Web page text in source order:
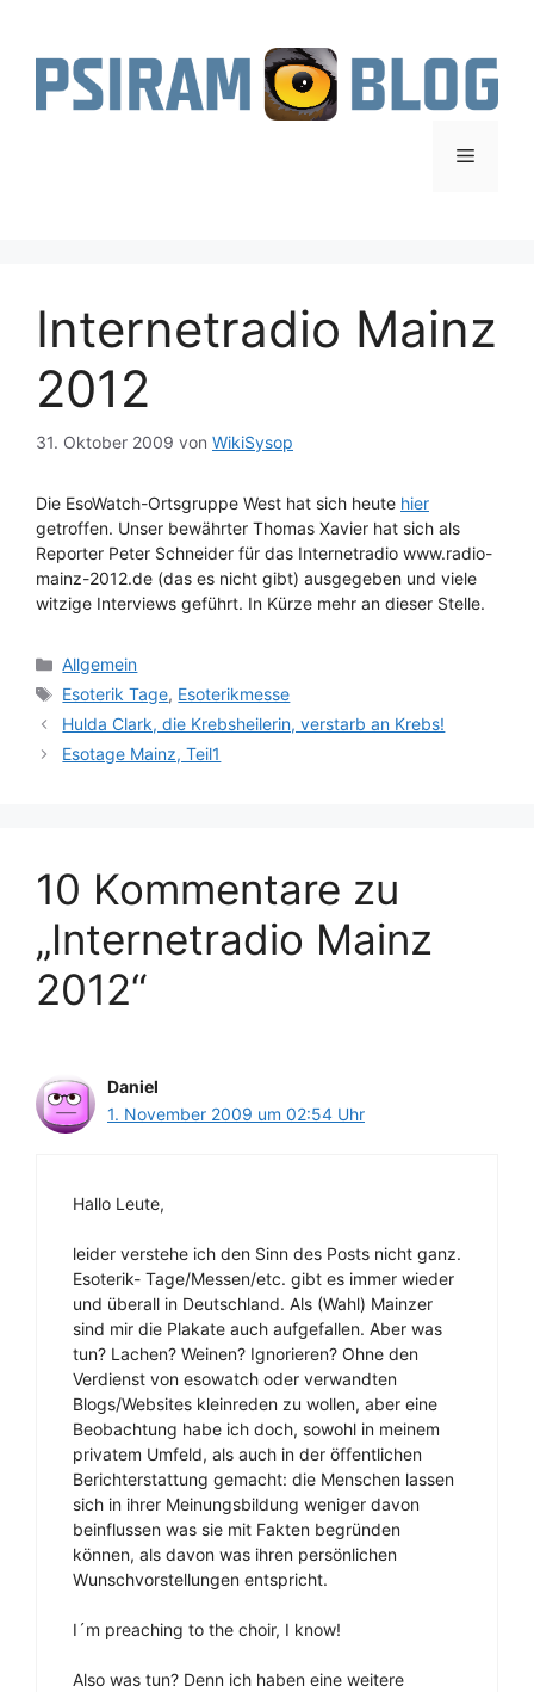
springen
Menü
Internetradio Mainz
2012
31. Oktober 2009 von WikiSysop
Die EsoWatch-Ortsgruppe West hat sich heute hier
getroffen. Unser bewährter Thomas Xavier hat sich als
Reporter Peter Schneider für das Internetradio www.radio-
mainz-2012.de (das es nicht gibt) ausgegeben und viele
witzige Interviews geführt. In Kürze mehr an dieser Stelle.
Kategorien
Allgemein
Schlagwörter
Esoterik Tage, Esoterikmesse
Hulda Clark, die Krebsheilerin, verstarb an Krebs!
Esotage Mainz, Teil1
10 Kommentare zu
„Internetradio Mainz
2012“
Daniel
1. November 2009 um 02:54 Uhr
Hallo Leute,
leider verstehe ich den Sinn des Posts nicht ganz.
Esoterik- Tage/Messen/etc. gibt es immer wieder
und überall in Deutschland. Als (Wahl) Mainzer
sind mir die Plakate auch aufgefallen. Aber was
tun? Lachen? Weinen? Ignorieren? Ohne den
Verdienst von esowatch oder verwandten
Blogs/Websites kleinreden zu wollen, aber eine
Beobachtung habe ich doch, sowohl in meinem
privatem Umfeld, als auch in der öffentlichen
Berichterstattung gemacht: die Menschen lassen
sich in ihrer Meinungsbildung weniger davon
beinflussen was sie mit Fakten begründen
können, als davon was ihren persönlichen
Wunschvorstellungen entspricht.
I´m preaching to the choir, I know!
Also was tun? Denn ich haben eine weitere